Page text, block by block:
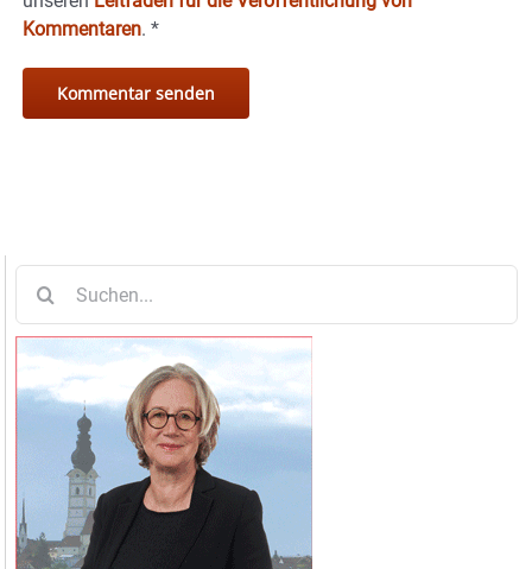
Kommentaren. *
nach: